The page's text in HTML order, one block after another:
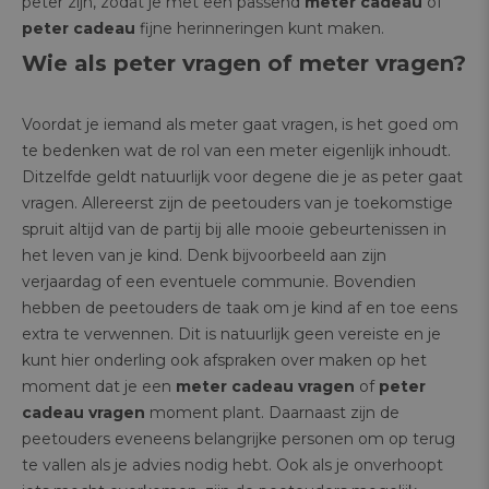
peter cadeau fijne herinneringen kunt maken.
Wie als peter vragen of meter vragen?
Voordat je iemand als meter gaat vragen, is het goed om
te bedenken wat de rol van een meter eigenlijk inhoudt.
Ditzelfde geldt natuurlijk voor degene die je as peter gaat
vragen. Allereerst zijn de peetouders van je toekomstige
spruit altijd van de partij bij alle mooie gebeurtenissen in
het leven van je kind. Denk bijvoorbeeld aan zijn
verjaardag of een eventuele communie. Bovendien
hebben de peetouders de taak om je kind af en toe eens
extra te verwennen. Dit is natuurlijk geen vereiste en je
kunt hier onderling ook afspraken over maken op het
moment dat je een meter cadeau vragen of peter
cadeau vragen moment plant. Daarnaast zijn de
peetouders eveneens belangrijke personen om op terug
te vallen als je advies nodig hebt. Ook als je onverhoopt